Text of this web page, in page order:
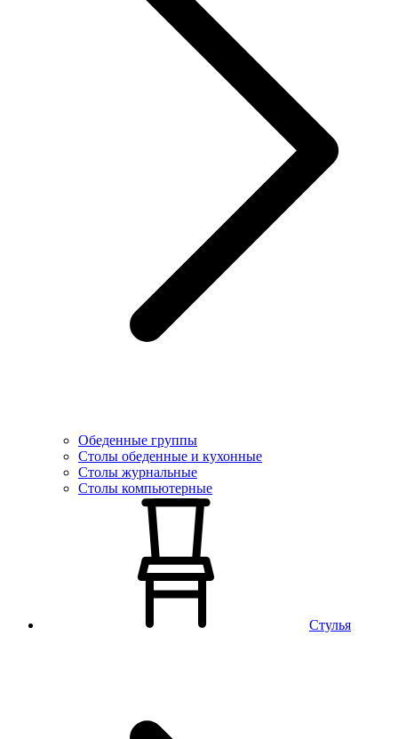
Обеденные группы
Столы обеденные и кухонные
Столы журнальные
Столы компьютерные
Стулья